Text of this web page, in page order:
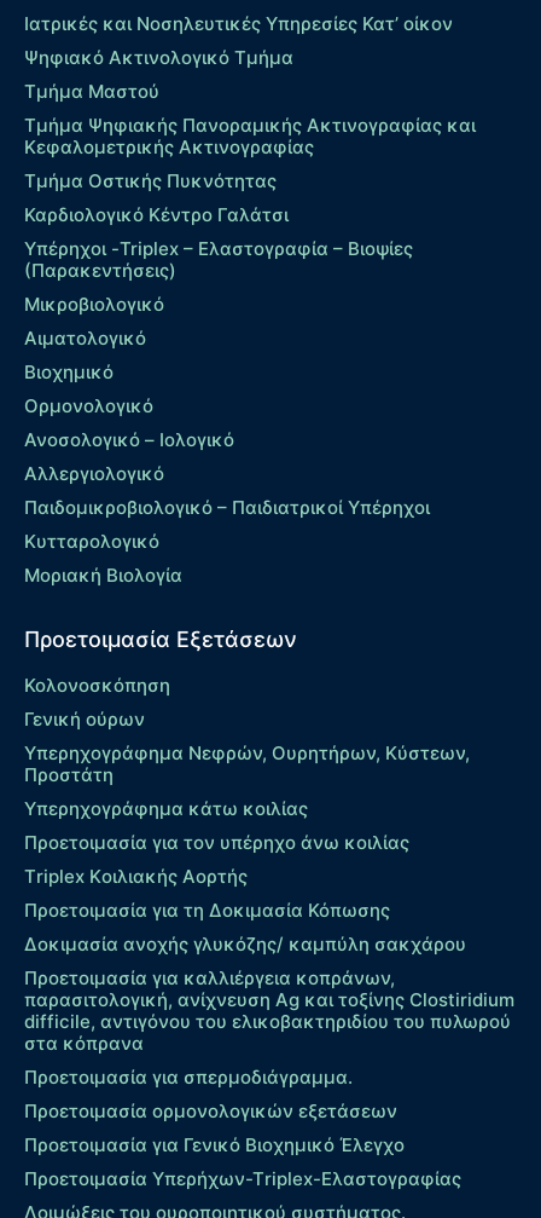
Ιατρικές και Νοσηλευτικές Υπηρεσίες Κατ’ οίκον
Ψηφιακό Ακτινολογικό Τμήμα
Τμήμα Μαστού
Τμήμα Ψηφιακής Πανοραμικής Ακτινογραφίας και
Κεφαλομετρικής Ακτινογραφίας
Τμήμα Οστικής Πυκνότητας
Καρδιολογικό Κέντρο Γαλάτσι
Υπέρηχοι -Triplex – Eλαστογραφία – Βιοψίες
(Παρακεντήσεις)
Μικροβιολογικό
Αιματολογικό
Βιοχημικό
Ορμονολογικό
Ανοσολογικό – Ιολογικό
Αλλεργιολογικό
Παιδομικροβιολογικό – Παιδιατρικοί Υπέρηχοι
Κυτταρολογικό
Μοριακή Βιολογία
Προετοιμασία Εξετάσεων
Κολονοσκόπηση
Γενική ούρων
Υπερηχογράφημα Νεφρών, Ουρητήρων, Κύστεων,
Προστάτη
Υπερηχογράφημα κάτω κοιλίας
Προετοιμασία για τον υπέρηχο άνω κοιλίας
Τriplex Kοιλιακής Αορτής
Προετοιμασία για τη Δοκιμασία Κόπωσης
Δοκιμασία ανοχής γλυκόζης/ καμπύλη σακχάρου
Προετοιμασία για καλλιέργεια κοπράνων,
παρασιτολογική, ανίχνευση Ag και τοξίνης Clostiridium
difficile, αντιγόνου του ελικοβακτηριδίου του πυλωρού
στα κόπρανα
Προετοιμασία για σπερμοδιάγραμμα.
Προετοιμασία ορμονολογικών εξετάσεων
Προετοιμασία για Γενικό Βιοχημικό Έλεγχο
Προετοιμασία Υπερήχων-Τriplex-Ελαστογραφίας
Λοιμώξεις του ουροποιητικού συστήματος.